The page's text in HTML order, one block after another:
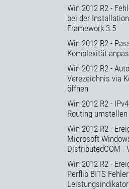
Win 2012 R2 -
bei der
Framework 3.5
Win 2012 R2 -
Komplexität
Win 2012 R2 -
Verezeichnis via
öffnen
Win 2012 R2 -
Routing umstellen
Win 2012 R2 -
Microsoft-
DistributedCOM -
Win 2012 R2 -
Perflib BITS